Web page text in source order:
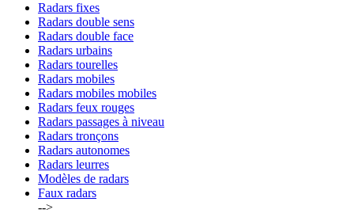
Radars fixes
Radars double sens
Radars double face
Radars urbains
Radars tourelles
Radars mobiles
Radars mobiles mobiles
Radars feux rouges
Radars passages à niveau
Radars tronçons
Radars autonomes
Radars leurres
Modèles de radars
Faux radars
-->